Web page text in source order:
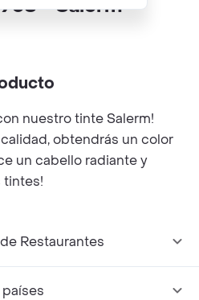
- Salerm
nuestro tinte Salerm!
obtendrás un color
un cabello radiante y
tintes!
Restaurantes